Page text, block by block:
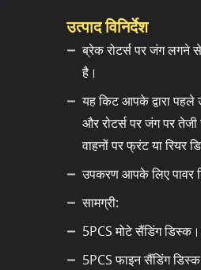
उत्पाद विनिर्देश
ब्रेक रोटर्स पर जंग लगने
है।
यह किट आपके द्वारा
और रोटर्स पर जंग पर
वाहनों पर फ्रंट या रियर
उपकरण आपके लिए पावर
सामग्री:
5PCS मोटे सैंडिंग डिस्क।
5PCS फाइन सैंडिंग